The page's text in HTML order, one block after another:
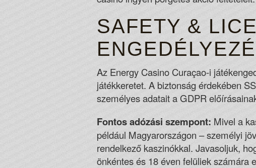
SAFETY &
Az Energy Casino Curaçao-i
játékkeretet. A biztonság érdekében
személyes adatait a GDPR
Fontos adózási szempont: Mivel a
például Magyarországon – személyi
rendelkező kaszinókkal. Javasoljuk,
önkéntes és 18 éven felüliek számára